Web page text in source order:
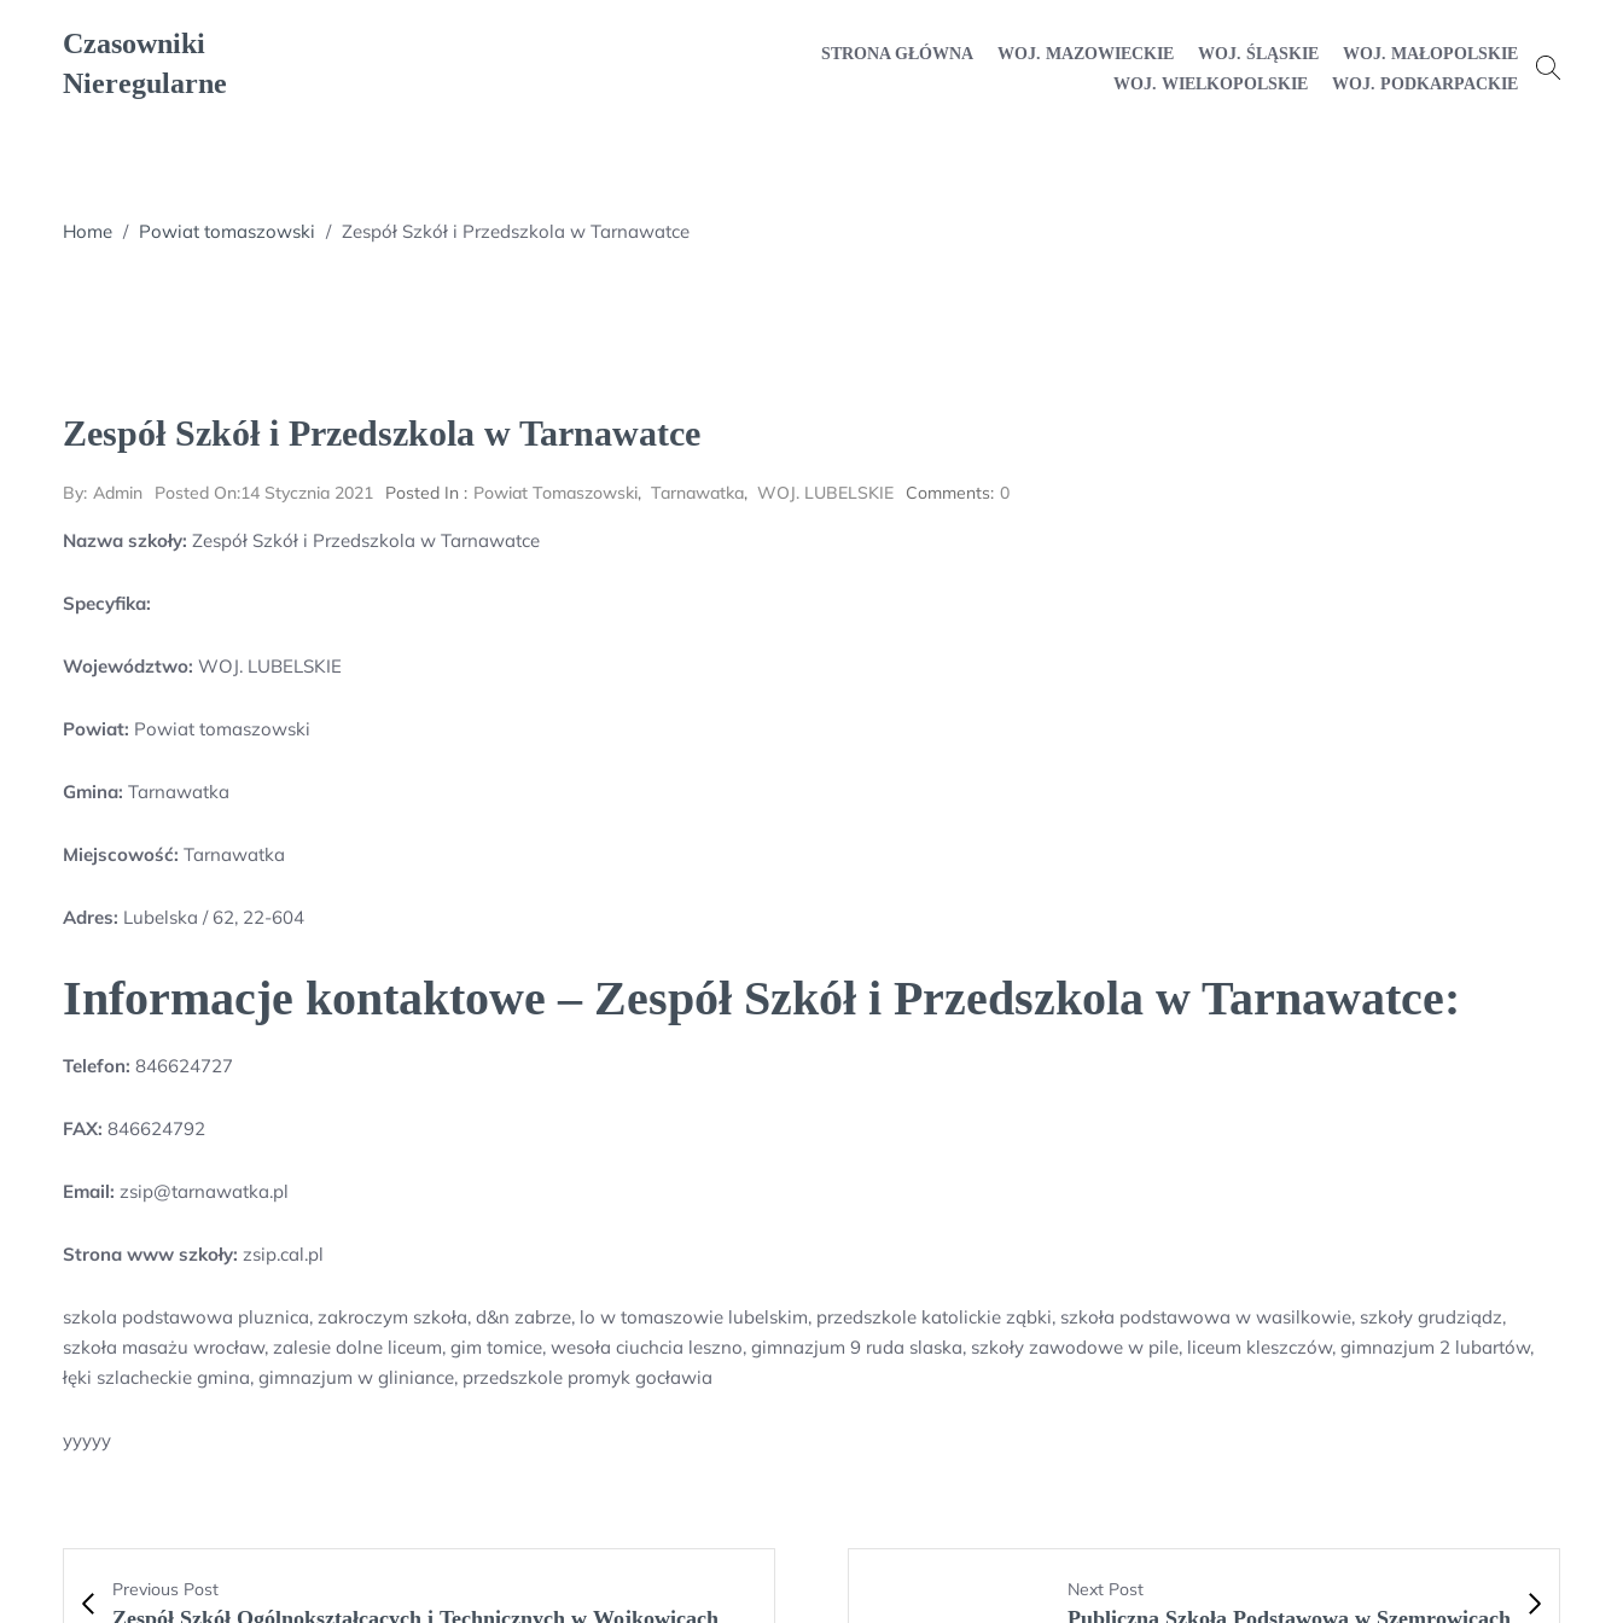
Czasowniki
Nieregularne
STRONA GŁÓWNA WOJ. MAZOWIECKIE WOJ. ŚLĄSKIE
WOJ. MAŁOPOLSKIE
WOJ. WIELKOPOLSKIE
WOJ. PODKARPACKIE
Home / Powiat tomaszowski / Zespół Szkół i Przedszkola w Tarnawatce
Zespół Szkół i Przedszkola w Tarnawatce
By: Admin Posted On:14 Stycznia 2021 Posted In : Powiat Tomaszowski, Tarnawatka, WOJ. LUBELSKIE Comments: 0
Nazwa szkoły: Zespół Szkół i Przedszkola w Tarnawatce
Specyfika:
Województwo: WOJ. LUBELSKIE
Powiat: Powiat tomaszowski
Gmina: Tarnawatka
Miejscowość: Tarnawatka
Adres: Lubelska / 62, 22-604
Informacje kontaktowe – Zespół Szkół i Przedszkola w Tarnawatce:
Telefon: 846624727
FAX: 846624792
Email: zsip@tarnawatka.pl
Strona www szkoły: zsip.cal.pl
szkola podstawowa pluznica, zakroczym szkoła, d&n zabrze, lo w tomaszowie lubelskim, przedszkole katolickie ząbki, szkoła podstawowa w wasilkowie, szkoły grudziądz,
szkoła masażu wrocław, zalesie dolne liceum, gim tomice, wesoła ciuchcia leszno, gimnazjum 9 ruda slaska, szkoły zawodowe w pile, liceum kleszczów, gimnazjum 2 lubartów,
łęki szlacheckie gmina, gimnazjum w gliniance, przedszkole promyk gocławia
yyyyy
Previous Post
Zespół Szkół Ogólnokształcących i Technicznych w Wojkowicach
Next Post
Publiczna Szkoła Podstawowa w Szemrowicach